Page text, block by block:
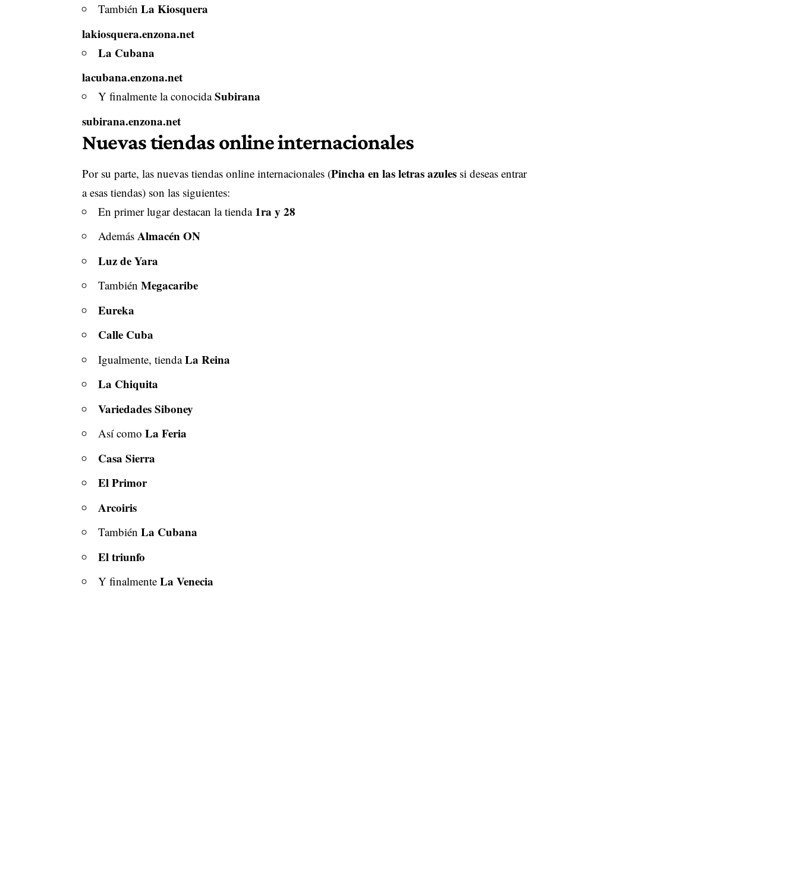
También La Kiosquera
lakiosquera.enzona.net
La Cubana
lacubana.enzona.net
Y finalmente la conocidaSubirana
subirana.enzona.net
Nuevas tiendas online internacionales
Por su parte, las nuevas tiendas online internacionales (Pincha en las letras azules si deseas entrar
a esas tiendas) son las siguientes:
En primer lugar destacan la tienda 1ra y 28
Además Almacén ON
Luz de Yara
También Megacaribe
Eureka
Calle Cuba
Igualmente, tienda La Reina
La Chiquita
Variedades Siboney
Así como La Feria
Casa Sierra
El Primor
Arcoiris
También La Cubana
El triunfo
Y finalmente La Venecia